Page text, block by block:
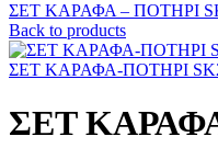
ΣΕΤ ΚΑΡΑΦΑ – ΠΟΤΗΡΙ
Back to products
ΣΕΤ ΚΑΡΑΦΑ-ΠΟΤΗΡΙ
ΣΕΤ